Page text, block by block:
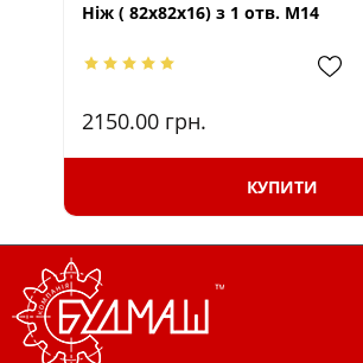
Ніж ( 82х82х16) з 1 отв. М14
2150.00 грн.
КУПИТИ